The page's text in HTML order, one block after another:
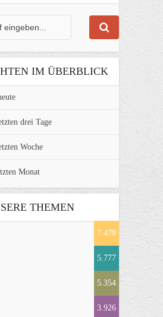
IM ÜBERBLICK
drei Tage
Woche
Monat
THEMEN
7.478
5.777
5.354
3.926